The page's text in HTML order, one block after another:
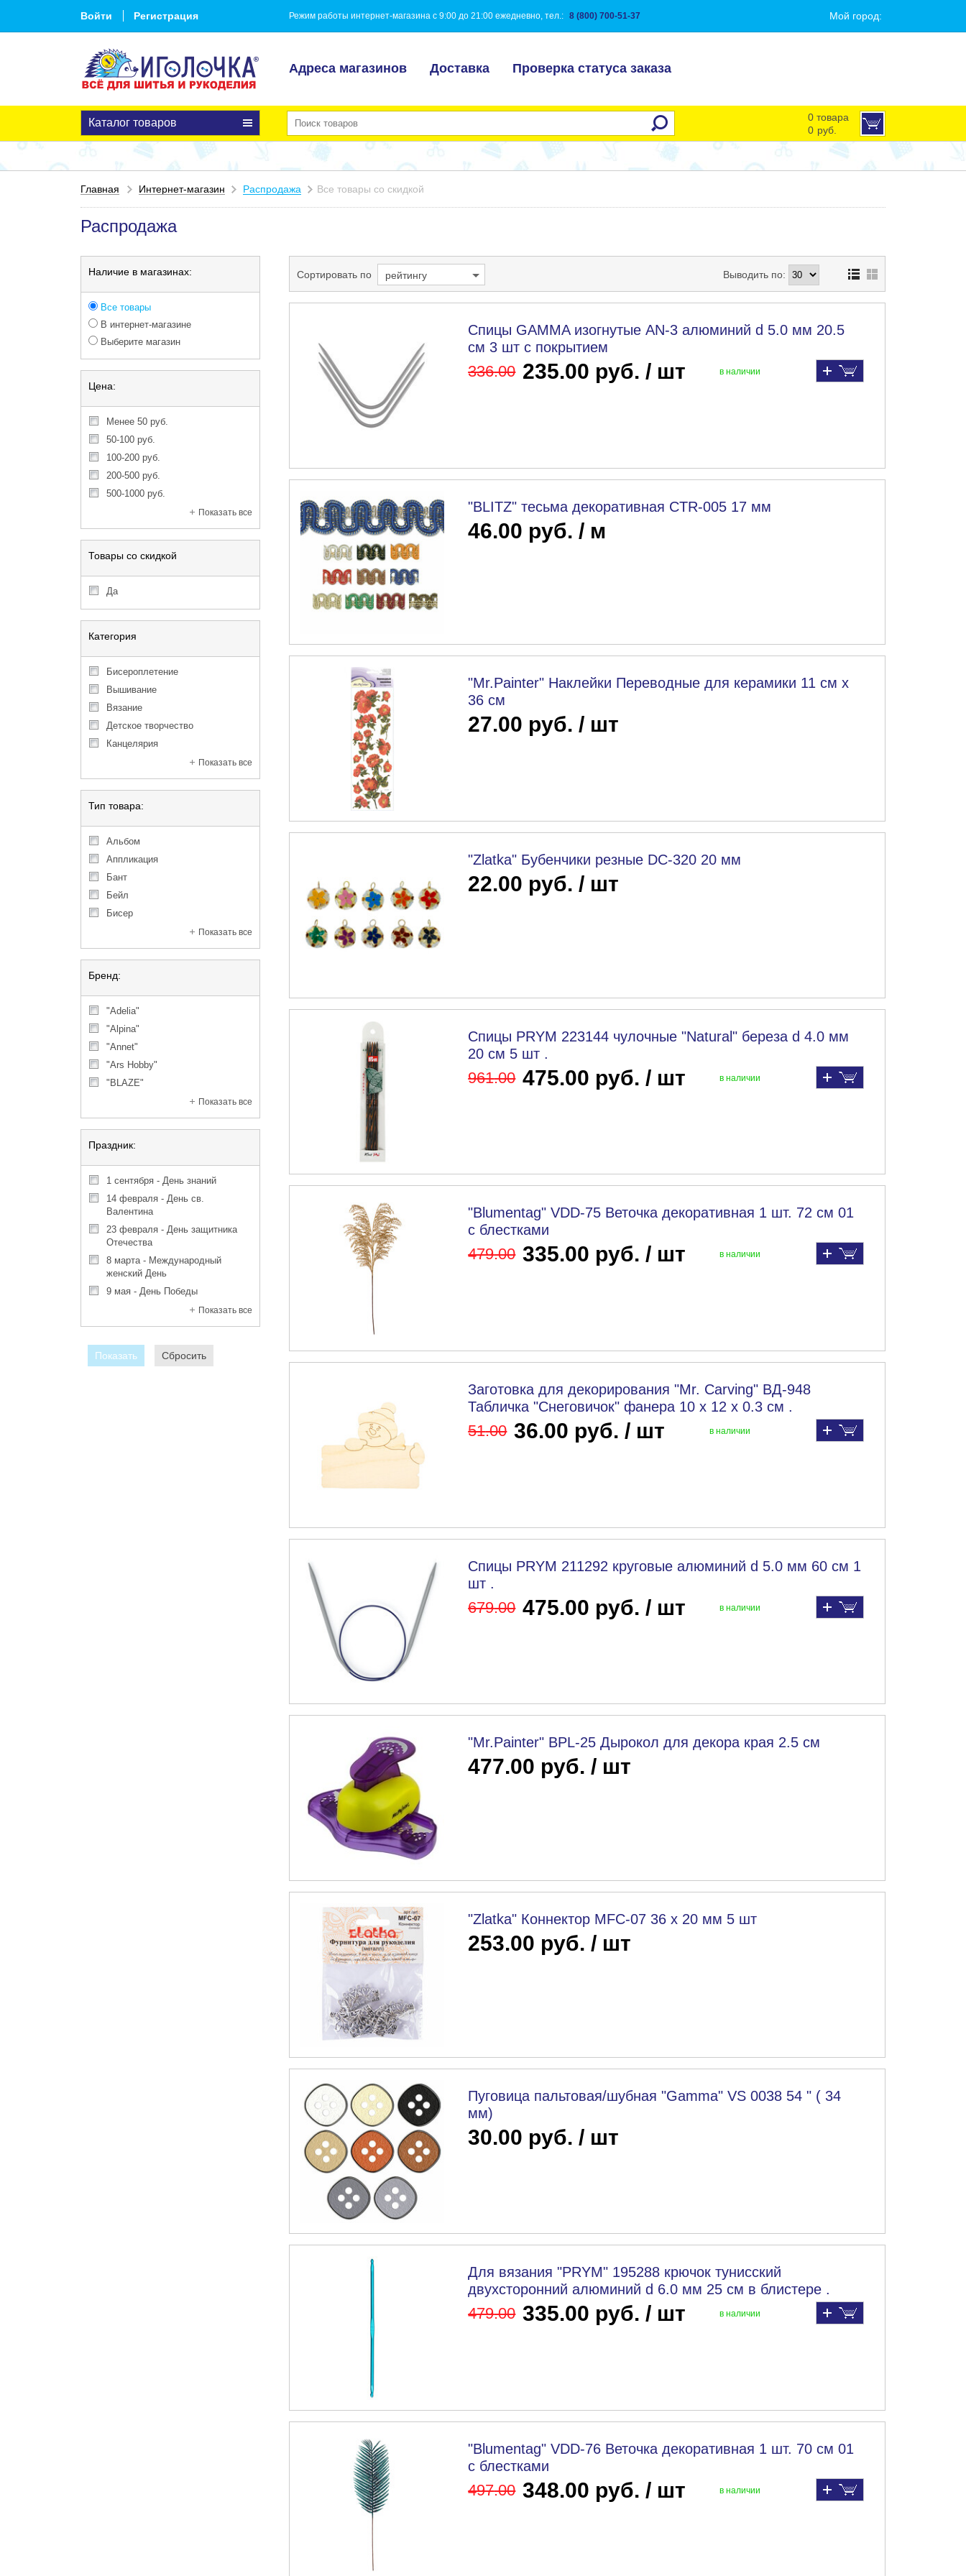
Войти Регистрация Режим работы интернет-магазина с 9:00 до 21:00 ежедневно, тел.: 8 (800) 700-51-37 Мой город:
Адреса магазинов Доставка Проверка статуса заказа
Каталог товаров
0 товара
0 руб.
Главная Интернет-магазин Распродажа Все товары со скидкой
Распродажа
Наличие в магазинах:
Все товары
В интернет-магазине
Выберите магазин
Цена:
менее 50 руб.
50-100 руб.
100-200 руб.
200-500 руб.
500-1000 руб.
Показать все
Товары со скидкой
Да
Категория
Бисероплетение
Вышивание
Вязание
Детское творчество
Канцелярия
Показать все
Тип товара:
Альбом
Аппликация
Бант
Бейл
Бисер
Показать все
Бренд:
"Adelia"
"Alpina"
"Annet"
"Ars Hobby"
"BLAZE"
Показать все
Праздник:
1 сентября - День знаний
14 февраля - День св.
Валентина
23 февраля - День защитника
Отечества
8 марта - Международный
женский День
9 мая - День Победы
Показать все
Показать Сбросить
Сортировать по рейтингу Выводить по:
Спицы GAMMA изогнутые AN-3 алюминий d 5.0 мм 20.5
см 3 шт с покрытием
336.00 235.00 руб. / шт в наличии
"BLITZ" тесьма декоративная CTR-005 17 мм
46.00 руб. / м
"Mr.Painter" Наклейки Переводные для керамики 11 см х
36 см
27.00 руб. / шт
"Zlatka" Бубенчики резные DC-320 20 мм
22.00 руб. / шт
Спицы PRYM 223144 чулочные "Natural" береза d 4.0 мм
20 см 5 шт .
961.00 475.00 руб. / шт в наличии
"Blumentag" VDD-75 Веточка декоративная 1 шт. 72 см 01
с блестками
479.00 335.00 руб. / шт в наличии
Заготовка для декорирования "Mr. Carving" ВД-948
Табличка "Снеговичок" фанера 10 х 12 х 0.3 см .
51.00 36.00 руб. / шт в наличии
Спицы PRYM 211292 круговые алюминий d 5.0 мм 60 см 1
шт .
679.00 475.00 руб. / шт в наличии
"Mr.Painter" BPL-25 Дырокол для декора края 2.5 см
477.00 руб. / шт
"Zlatka" Коннектор MFC-07 36 х 20 мм 5 шт
253.00 руб. / шт
Пуговица пальтовая/шубная "Gamma" VS 0038 54 " ( 34
мм)
30.00 руб. / шт
Для вязания "PRYM" 195288 крючок тунисский
двухсторонний алюминий d 6.0 мм 25 см в блистере .
479.00 335.00 руб. / шт в наличии
"Blumentag" VDD-76 Веточка декоративная 1 шт. 70 см 01
с блестками
497.00 348.00 руб. / шт в наличии